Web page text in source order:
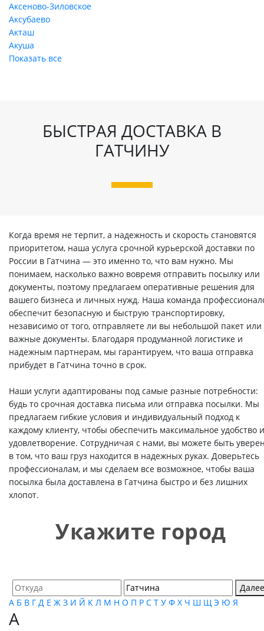
Аксеново-Зиловское
Аксубаево
Акташ
Акуша
Показать все
БЫСТРАЯ ДОСТАВКА В
ГАТЧИНУ
Когда время не терпит, а надежность и скорость становятся
приоритетом, наша услуга срочной курьерской доставки по
России в Гатчина — это именно то, что вам нужно. Мы
понимаем, насколько важно вовремя отправить посылку или
документы, поэтому предлагаем оперативные решения для
вашего бизнеса и личных нужд. Наша команда
обеспечит безопасную и быструю транспортировку,
независимо от того, отправляете ли вы небольшой пакет или
важные документы. Благодаря продуманной логистике и
надежным партнерам, мы гарантируем, что ваша отправка
прибудет в Гатчина точно в срок.
Наши услуги адаптированы под самые разные потребности:
будь то срочная доставка письма или отправка посылки. Мы
предлагаем гибкие условия и индивидуальный подход к
каждому клиенту, чтобы обеспечить максимальное удобство и
удовлетворение. Сотрудничая с нами, вы можете быть
в том, что ваш груз находится в надежных руках. Доверьтесь
профессионалам, и мы сделаем все возможное, чтобы ваша
посылка была доставлена в Гатчина быстро и без лишних
хлопот.
Укажите город
Далее
А Б В Г Д Е Ж З И Й К Л М Н О П Р С Т У Ф Х Ч Ш Щ Э Ю Я
А